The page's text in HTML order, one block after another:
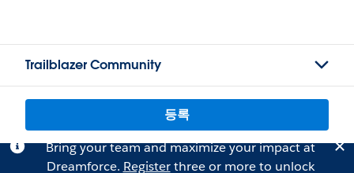
Trailblazer Community
등록
Bring your team and maximize your impact at
Dreamforce. Registerthree or more to unlock